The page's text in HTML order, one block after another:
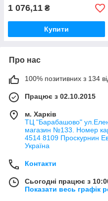
1 076,11 ₴
Купити
Про нас
100% позитивних з 134
Працює з 02.10.2015
м. Харків
ТЦ "Барабашово"
магазин №133. Номер
4514 8109 Проскурнин
Україна
Контакти
Сьогодні працює з
Показати весь графік